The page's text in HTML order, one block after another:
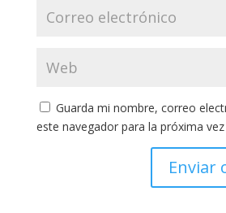
Guarda mi nombre, correo
este navegador para la próxima